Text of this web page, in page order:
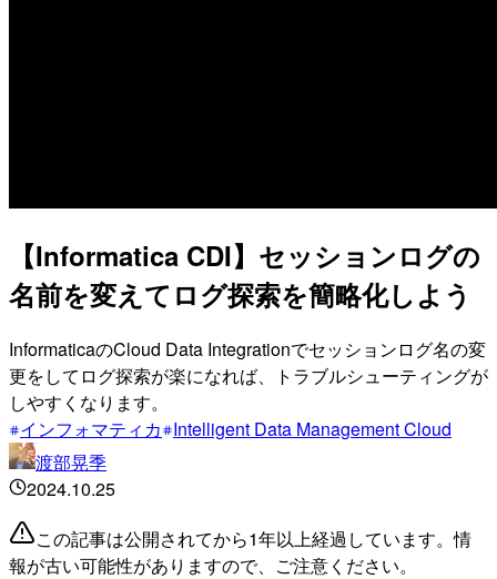
【Informatica CDI】セッションログの
名前を変えてログ探索を簡略化しよう
InformaticaのCloud Data Integrationでセッションログ名の変
更をしてログ探索が楽になれば、トラブルシューティングが
しやすくなります。
インフォマティカ Intelligent Data Management Cloud
渡部晃季
2024.10.25
この記事は公開されてから1年以上経過しています。情
報が古い可能性がありますので、ご注意ください。